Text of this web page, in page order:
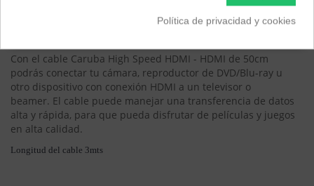
Con el cable Caruba High Speed ​​HDMI - HDMI de 50cm
podrás conectar tu cámara, reproductor de DVD/Blu-ray u
otro dispositivo con conexión HDMI a un televisor o
beamer. El cable puede manejar una transferencia de datos
alta y rápida, para que pueda disfrutar de películas y juegos
en alta calidad.
Longitud del cable 3mts
Política de privacidad y cookies